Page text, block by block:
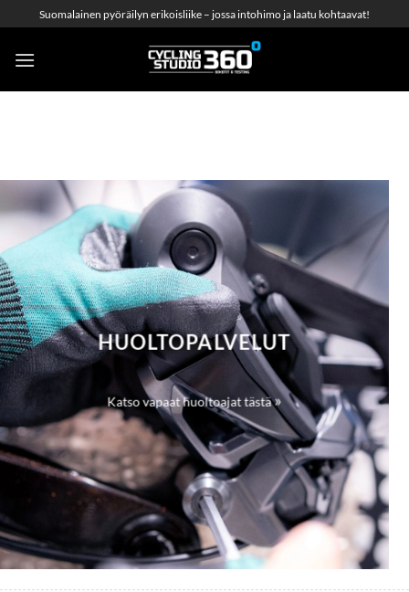
to
content
Suomalainen pyöräilyn erikoisliike – jossa intohimo ja laatu kohtaavat!
HUOLTOPALVELUT
Katso vapaat huoltoajat tästä»